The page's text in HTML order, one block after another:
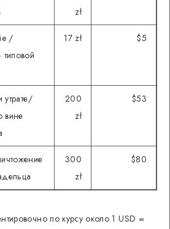
zł
/
17 zł $5
утрате/
вине
200
zł
$53
300
zł
$80
по курсу около 1 USD =